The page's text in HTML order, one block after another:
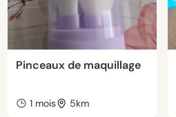
Pinceaux de maquillage
1 mois 5km